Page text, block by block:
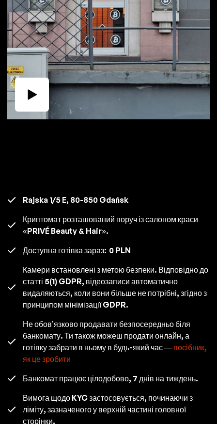
Rajska 1/5 E, 80-850 Gdańsk
Криптомат розташований поруч із салоном краси
«PRIVÉ Beauty & Hair».
Доступна готівка зараз: 0 PLN
Камери встановлені з метою безпеки. Відповідно до
статті 5(1) GDPR, відеозаписи автоматично
видаляються, коли вони більше не потрібні, згідно з
принципом мінімізації GDPR.
Не обов’язково продавати безпосередньо біля
банкомату. Ти також можеш продати онлайн, а
готівку забрати в ньому в будь-який час — посібник,
як це зробити
Банкомат працює цілодобово, 7 днів на тиждень.
Вимога щодо KYC застосовується, починаючи з
ліміту, зазначеного у верхній частині головної
сторінки.